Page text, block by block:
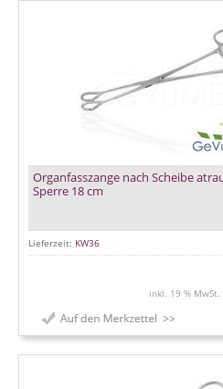
Organfasszange nach Scheibe
Sperre 18 cm
Lieferzeit: KW36
inkl. 19 % MwSt.